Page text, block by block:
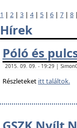
1 | 2 | 3 | 4| 5 | 6 | 7 | 8 |
Hírek
Póló és
2015. 09. 09. - 19:29 |
Részleteket itt találtok.